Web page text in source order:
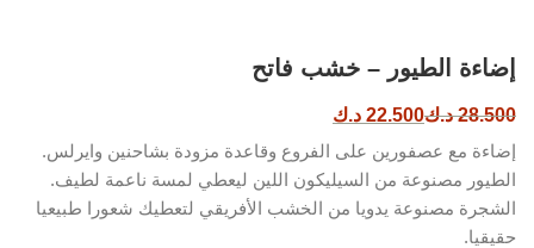
إضاءة الطيور – خشب فاتح
28.500 د.ك22.500 د.ك
إضاءة مع عصفورين على الفروع وقاعدة مزودة بشاحنين وايرلس.
الطيور مصنوعة من السيليكون اللين ليعطي لمسة ناعمة لطيف.
الشجرة مصنوعة يدويا من الخشب الأفريقي لتعطيك شعورا طبيعيا
حقيقيا.